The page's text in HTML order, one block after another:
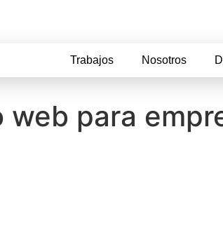
Trabajos Nosotros
web para